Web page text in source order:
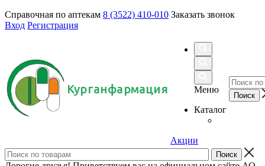
Справочная по аптекам 8 (3522) 410-010 Заказать звонок
Вход Регистрация
Курганфармация
Меню
Каталог
Акции